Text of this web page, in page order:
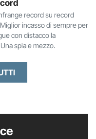
record su record
incasso di sempre per
con distacco la
spia e mezzo.